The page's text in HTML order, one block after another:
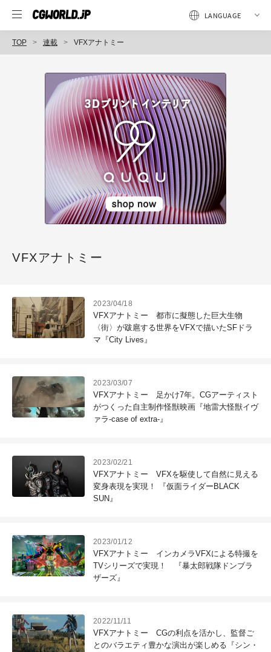
TOP 連載 VFXアナトミー
VFXアナトミー
2023/04/18
VFXアナトミー 都市に擬態した巨大生物
〈街〉が跋扈する世界をVFXで描いたSFドラ
マ『City Lives』
2023/03/07
VFXアナトミー 足かけ7年。CGアーティスト
がつくった自主制作怪獣映画『地雷大怪獣イヴ
ァラ-case of extra-』
2023/02/21
VFXアナトミー VFXを駆使して自然に見える
変身表現を実現！ 『仮面ライダーBLACK
SUN』
2023/01/12
VFXアナトミー インカメラVFXによる特撮を
TVシリーズで実現！ 『暴太郎戦隊ドンブラ
ザーズ』
2022/11/11
VFXアナトミー CGの利点を活かし、監督ご
とのバラエティ豊かな演出が楽しめる『シン・